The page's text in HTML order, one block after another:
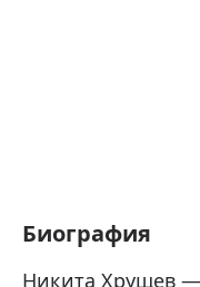
Биография
Никита Хрущев